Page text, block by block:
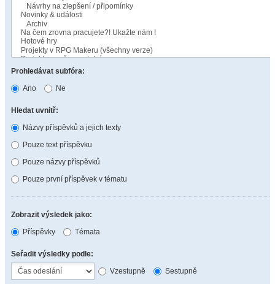
Prohledávat subfóra:
Ano
Ne
Hledat uvnitř:
Názvy příspěvků a jejich texty
Pouze text příspěvku
Pouze názvy příspěvků
Pouze první příspěvek v tématu
Zobrazit výsledek jako:
Příspěvky
Témata
Seřadit výsledky podle:
Vzestupně
Sestupně